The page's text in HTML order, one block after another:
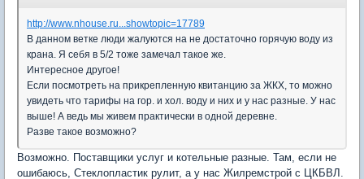
http://www.nhouse.ru...showtopic=17789
В данном ветке люди жалуются на не достаточно горячую воду из
крана. Я себя в 5/2 тоже замечал такое же.
Интересное другое!
Если посмотреть на прикрепленную квитанцию за ЖКХ, то можно
увидеть что тарифы на гор. и хол. воду и них и у нас разные. У нас
выше! А ведь мы живем практически в одной деревне.
Разве такое возможно?
Возможно. Поставщики услуг и котельные разные. Там, если не
ошибаюсь, Стеклопластик рулит, а у нас Жилремстрой с ЦКБВЛ.